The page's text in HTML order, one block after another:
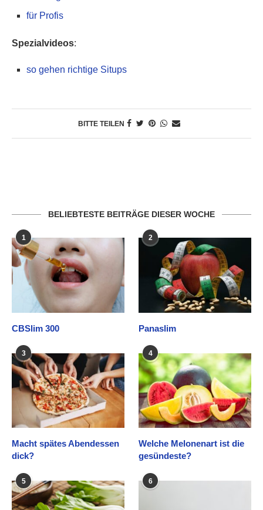
für Profis
Spezialvideos:
so gehen richtige Situps
BITTE TEILEN
BELIEBTESTE BEITRÄGE DIESER WOCHE
1
CBSlim 300
2
Panaslim
3
Macht spätes Abendessen
dick?
4
Welche Melonenart ist die
gesündeste?
5 6